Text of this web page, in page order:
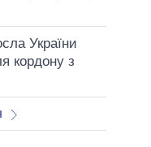
України
кордону з